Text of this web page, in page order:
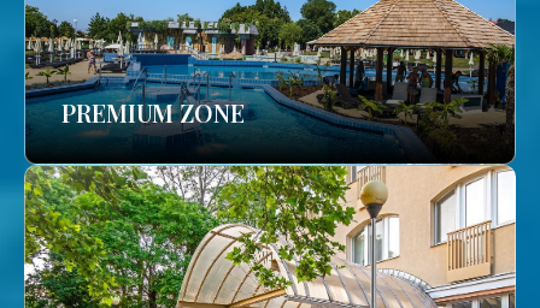
PREMIUM ZONE